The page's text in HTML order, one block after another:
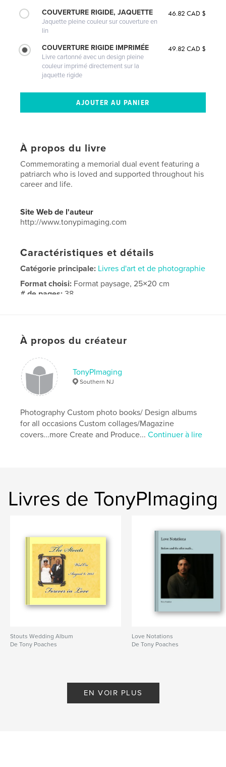
COUVERTURE RIGIDE, JAQUETTE
Jaquette pleine couleur sur couverture en
lin
46.82 CAD $
COUVERTURE RIGIDE IMPRIMÉE
Livre cartonné avec un design pleine
couleur imprimé directement sur la
jaquette rigide
49.82 CAD $
À propos du livre
Commemorating a memorial dual event featuring a
patriarch who is loved and supported throughout his
career and life.
Site Web de l'auteur
http://www.tonypimaging.com
Caractéristiques et détails
Catégorie principale: Livres d'art et de photographie
Format choisi: Format paysage, 25×20 cm
# de pages:38
Mots-clés
À propos du créateur
TonyPImaging
Southern NJ
Photography Custom photo books/ Design albums
for all occasions Custom collages/Magazine
covers...more Create and Produce...Continuer à lire
Livres de TonyPImaging
Stouts Wedding Album
De Tony Poaches
Love Notations
De Tony Poaches
EN VOIR PLUS